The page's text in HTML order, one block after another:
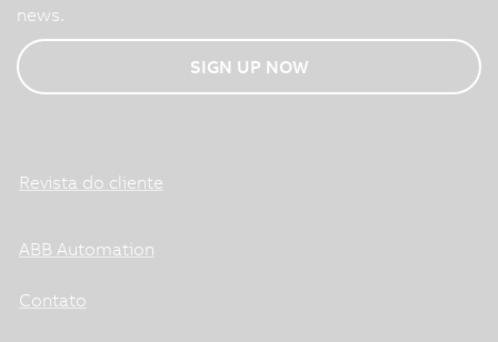
news.
SIGN UP NOW
Revista do cliente
ABB Automation
Contato